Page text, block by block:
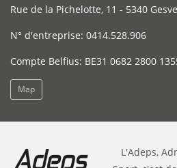
Rue de la Pichelotte, 11 - 5340
N° d'entreprise: 0414.528.906
Compte Belfius: BE31 0682 2800
Map
L'Adeps,